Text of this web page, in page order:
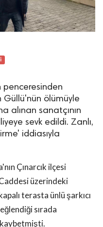
penceresinden
Güllü'nün ölümüyle
alınan sanatçının
sevk edildi. Zanlı,
iddiasıyla
Çınarcık ilçesi
üzerindeki
terasta ünlü şarkıcı
sırada
kaybetmişti.